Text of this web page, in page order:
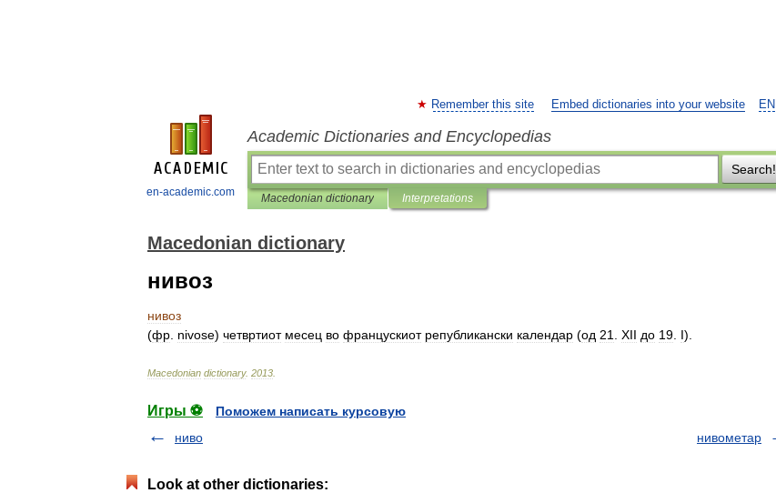
en-academic.com
EN
Remember this site Embed dictionaries into your website
Academic Dictionaries and Encyclopedias
Search!
Macedonian dictionary Interpretations
Macedonian dictionary
нивоз
нивоз
(фр nivose) четвртиот месец во францускиот републикански календар (од 21 XII до 19 I).
Macedonian dictionary. 2013
Игры ⚽
Поможем написать курсовую
ниво
нивометар
Look at other dictionaries: